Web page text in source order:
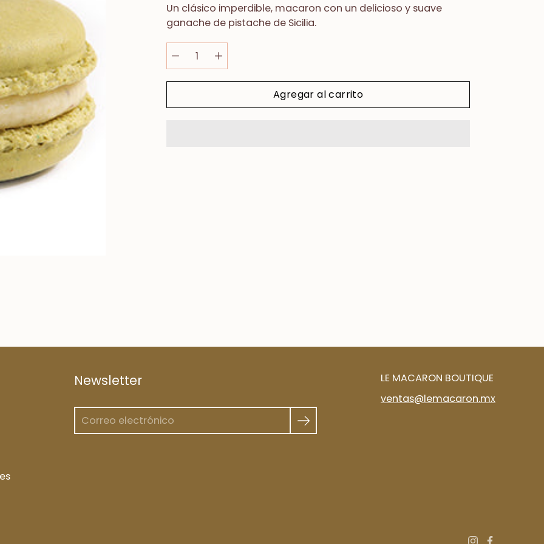
Un clásico imperdible, macaron con un delicioso y suave
ganache de pistache de Sicilia.
Agregar al carrito
Newsletter
LE MACARON BOUTIQUE
ventas@lemacaron.mx